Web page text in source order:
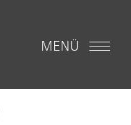
MENÜ